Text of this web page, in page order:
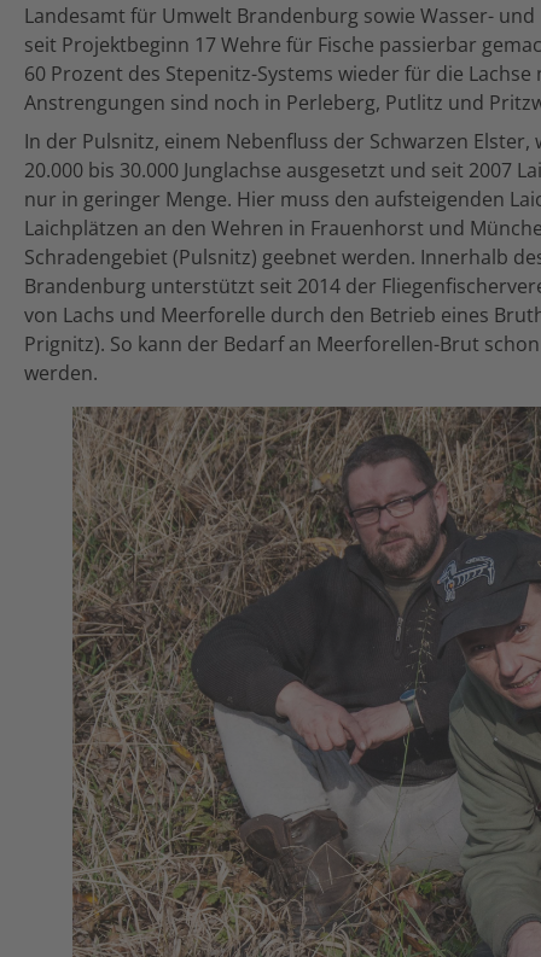
Landesamt für Umwelt Brandenburg sowie Wasser-
seit Projektbeginn 17 Wehre für Fische passierbar
60 Prozent des Stepenitz-Systems wieder für die
Anstrengungen sind noch in Perleberg, Putlitz und
In der Pulsnitz, einem Nebenfluss der Schwarzen
20.000 bis 30.000 Junglachse ausgesetzt und seit 2007
nur in geringer Menge. Hier muss den aufsteigenden
Laichplätzen an den Wehren in Frauenhorst und
Schradengebiet (Pulsnitz) geebnet werden. Innerhalb
Brandenburg unterstützt seit 2014 der
von Lachs und Meerforelle durch den Betrieb eines
Prignitz). So kann der Bedarf an Meerforellen-Brut
werden.